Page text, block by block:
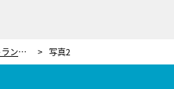
ウエストランド井口、飲み会に誘われ「面と向かって」断った先輩芸人を明かす！ 写真2